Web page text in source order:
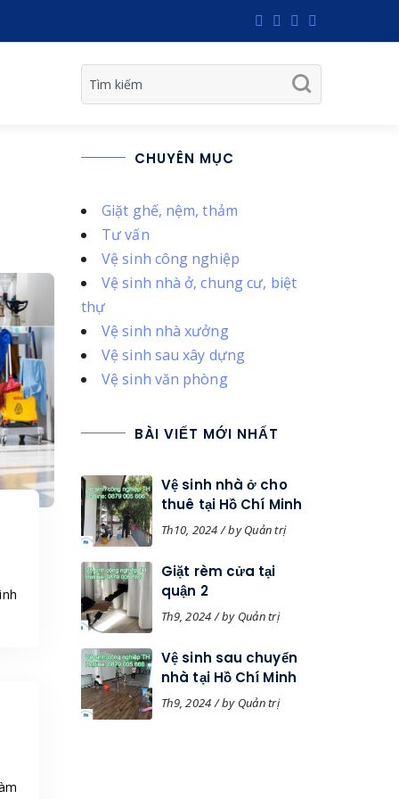
CHUYÊN MỤC
Giặt ghế, nệm, thảm
Tư vấn
Vệ sinh công nghiệp
Vệ sinh nhà ở, chung cư, biệt
thự
Vệ sinh nhà xưởng
Vệ sinh sau xây dựng
Vệ sinh văn phòng
BÀI VIẾT MỚI NHẤT
Vệ sinh nhà ở cho
thuê tại Hồ Chí Minh
Th10, 2024 / by Quản trị
Giặt rèm cửa tại
quận 2
Th9, 2024 / by Quản trị
Vệ sinh sau chuyển
nhà tại Hồ Chí Minh
Th9, 2024 / by Quản trị